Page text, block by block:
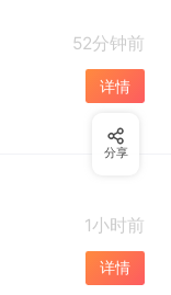
52分钟前
详情
1小时前
详情
分享